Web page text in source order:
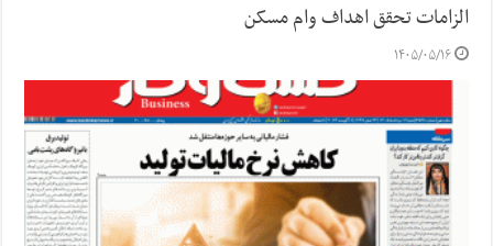
الزامات تحقق اهداف وام مسکن
۱۴۰۵/۰۵/۱۶